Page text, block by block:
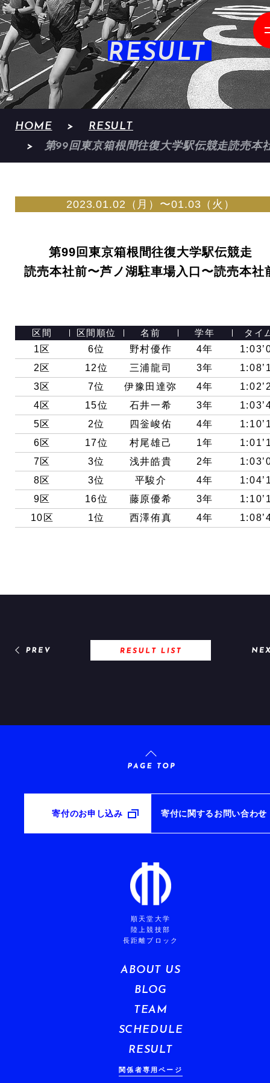
RESULT
HOME
RESULT
第99回東京箱根間往復大学駅伝競走読売本
2023.01.02（月）〜01.03（火）
第99回東京箱根間往復大学駅伝競走
読売本社前〜芦ノ湖駐車場入口〜読売本社
区間 区間順位 名前 学年
タイ
1区
6位 野村優作 4年
2区
12位 三浦龍司 3年
3区
7位 伊豫田達弥 4年
4区
15位 石井一希 3年
5区
2位 四釡峻佑 4年
6区
17位 村尾雄己 1年
7区
3位 浅井皓貴 2年
8区
3位 平駿介 4年
9区
16位 藤原優希 3年
10区
1位 西澤侑真 4年
寄付のお申し込み 寄付に関するお問い合わせ
順天堂大学
陸上競技部
長距離ブロック
ABOUT US
BLOG
TEAM
SCHEDULE
RESULT
関係者専用ページ